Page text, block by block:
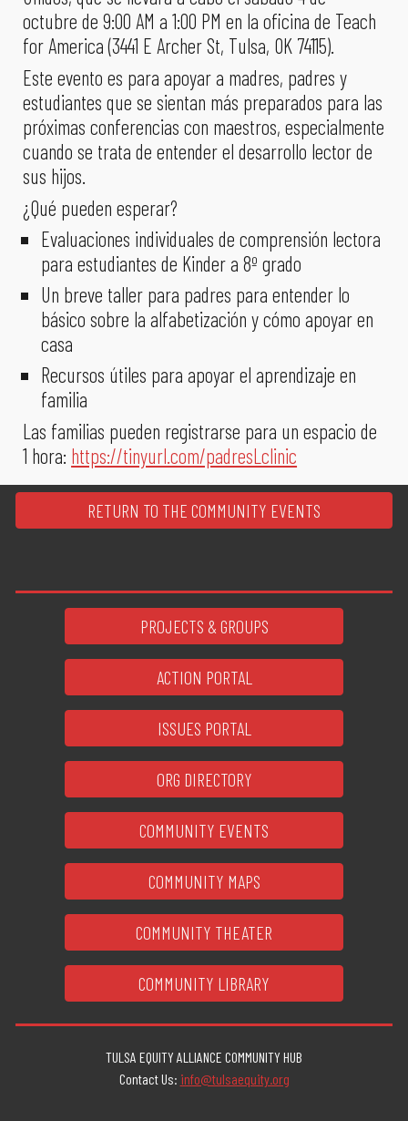
octubre de 9:00 AM a 1:00 PM en la oficina de Teach
for America (3441 E Archer St, Tulsa, OK 74115).
Este evento es para apoyar a madres, padres y
estudiantes que se sientan más preparados para las
próximas conferencias con maestros, especialmente
cuando se trata de entender el desarrollo lector de
sus hijos.
¿Qué pueden esperar?
Evaluaciones individuales de comprensión lectora
para estudiantes de Kinder a 8º grado
Un breve taller para padres para entender lo
básico sobre la alfabetización y cómo apoyar en
casa
Recursos útiles para apoyar el aprendizaje en
familia
Las familias pueden registrarse para un espacio de
1 hora: https://tinyurl.com/padresLclinic
RETURN TO THE COMMUNITY EVENTS
PROJECTS & GROUPS
ACTION PORTAL
ISSUES PORTAL
ORG DIRECTORY
COMMUNITY EVENTS
COMMUNITY MAPS
COMMUNITY THEATER
COMMUNITY LIBRARY
TULSA EQUITY ALLIANCE COMMUNITY HUB
Contact Us: info@tulsaequity.org